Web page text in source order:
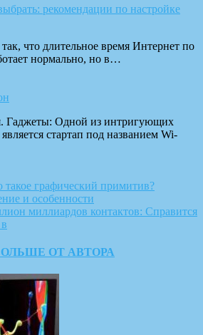
рекомендации по настройке
что длительное время Интернет по
нормально, но в…
Гаджеты: Одной из интригующих
стартап под названием Wi-
такое графический примитив?
и особенности
миллиардов контактов: Справится
ОТ АВТОРА